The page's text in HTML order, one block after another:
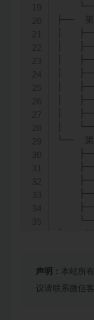
├──
│
│
│
│
│
│
│
│
└──
├──
│
│
声明： 本站所
议请联系微信